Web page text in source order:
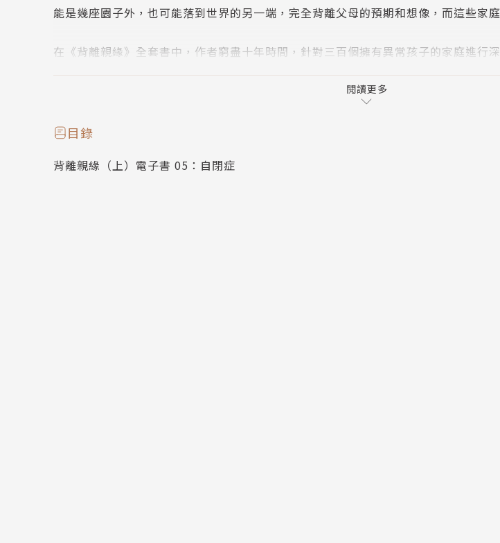
能是幾座園子外，也可能落到世界的另一端，完全背離父母的預期和想像，而這些家
在《背離親緣》全套書中，作者窮盡十年時間，針對三百個擁有異常孩子的家庭進行
愛的父母生出殺人犯，以及自閉症、殘障、跨性別、思覺失調（舊譯：精神分製），
同，同時也探討了為人父母的重大意義。
這些與眾不同的孩子會讓父母經歷痛苦的改變，但也讓父母更了解自己。孩子就像容
閱讀更多
目錄
背離親緣（上）電子書 05：自閉症